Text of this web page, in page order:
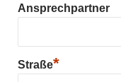
Ansprechpartner
Straße*